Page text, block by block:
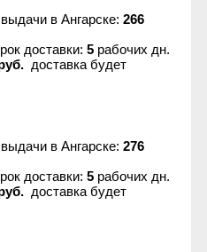
в Ангарске: 266
доставки: 5 рабочих дн.
доставка будет
в Ангарске: 276
доставки: 5 рабочих дн.
доставка будет